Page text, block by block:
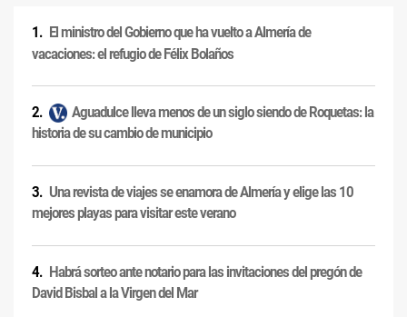
El ministro del Gobierno que ha vuelto a Almería de
vacaciones: el refugio de Félix Bolaños
Aguadulce lleva menos de un siglo siendo de Roquetas: la
historia de su cambio de municipio
Una revista de viajes se enamora de Almería y elige las 10
mejores playas para visitar este verano
Habrá sorteo ante notario para las invitaciones del pregón de
David Bisbal a la Virgen del Mar